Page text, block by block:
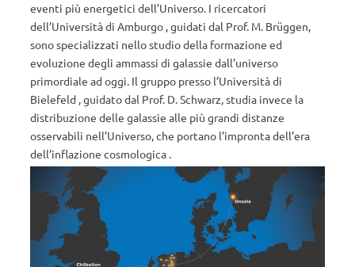
eventi più energetici dell’Universo. I ricercatori
dell’Università di Amburgo , guidati dal Prof. M. Brüggen,
sono specializzati nello studio della formazione ed
evoluzione degli ammassi di galassie dall’universo
primordiale ad oggi. Il gruppo presso l’Università di
Bielefeld , guidato dal Prof. D. Schwarz, studia invece la
distribuzione delle galassie alle più grandi distanze
osservabili nell’Universo, che portano l’impronta dell’era
dell’inflazione cosmologica .